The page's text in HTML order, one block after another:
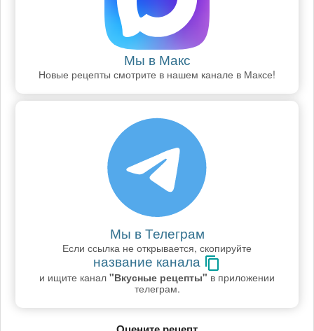
Мы в Макс
Новые рецепты смотрите в нашем канале в Максе!
Мы в Телеграм
Если ссылка не открывается, скопируйте
название канала
и ищите канал "Вкусные рецепты" в приложении
телеграм.